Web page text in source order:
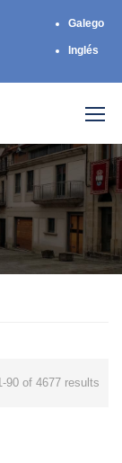
Galego
Inglés
90 of 4677 results